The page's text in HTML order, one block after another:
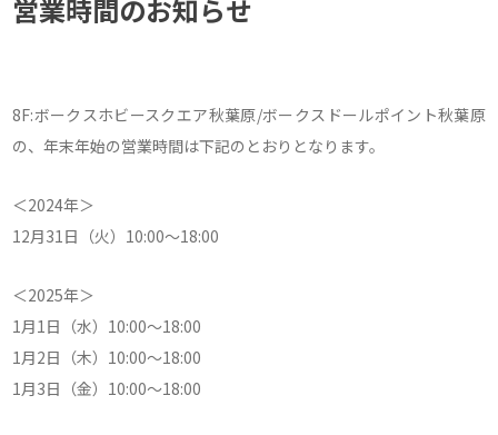
営業時間のお知らせ
8F:ボークスホビースクエア秋葉原/ボークスドールポイント秋葉原
の、年末年始の営業時間は下記のとおりとなります。
＜2024年＞
12月31日（火）10:00～18:00
＜2025年＞
1月1日（水）10:00～18:00
1月2日（木）10:00～18:00
1月3日（金）10:00～18:00